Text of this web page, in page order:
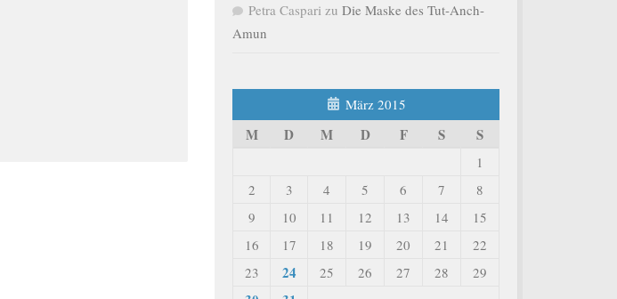
Petra Caspari zu Die Maske des Tut-Anch-
Amun
März 2015
M D M D F S S
1
2
3 4 5 6 7
8
9
10 11 12 13 14
15
16
17 18 19 20 21
22
23
24 25 26 27 28 29